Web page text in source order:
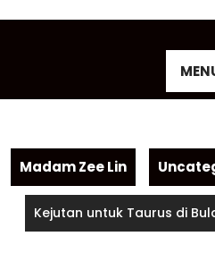
Madam Zee Lin
Kejutan untuk Taurus di